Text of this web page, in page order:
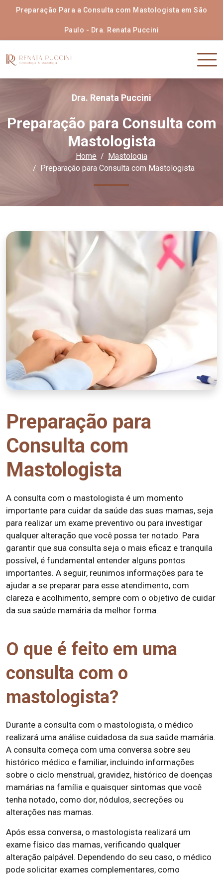
Preparação Para a Consulta com Mastologista em São
Paulo - Dra. Renata Puccini
Dra. Renata Puccini
Preparação para Consulta com
Mastologista
Home
Mastologia
Preparação para Consulta com Mastologista
Preparação para
Consulta com
Mastologista
A consulta com o mastologista é um momento
importante para cuidar da saúde das suas mamas, seja
para realizar um exame preventivo ou para investigar
qualquer alteração que você possa ter notado. Para
garantir que sua consulta seja o mais eficaz e tranquila
possível, é fundamental entender alguns pontos
importantes. A seguir, reunimos informações para te
ajudar a se preparar para esse atendimento, com
clareza e acolhimento, sempre com o objetivo de cuidar
da sua saúde mamária da melhor forma.
O que é feito em uma
consulta com o
mastologista?
Durante a consulta com o mastologista, o médico
realizará uma análise cuidadosa da sua saúde mamária.
A consulta começa com uma conversa sobre seu
histórico médico e familiar, incluindo informações
sobre o ciclo menstrual, gravidez, histórico de doenças
mamárias na família e quaisquer sintomas que você
tenha notado, como dor, nódulos, secreções ou
alterações nas mamas.
Após essa conversa, o mastologista realizará um
exame físico das mamas, verificando qualquer
alteração palpável. Dependendo do seu caso, o médico
pode solicitar exames complementares, como